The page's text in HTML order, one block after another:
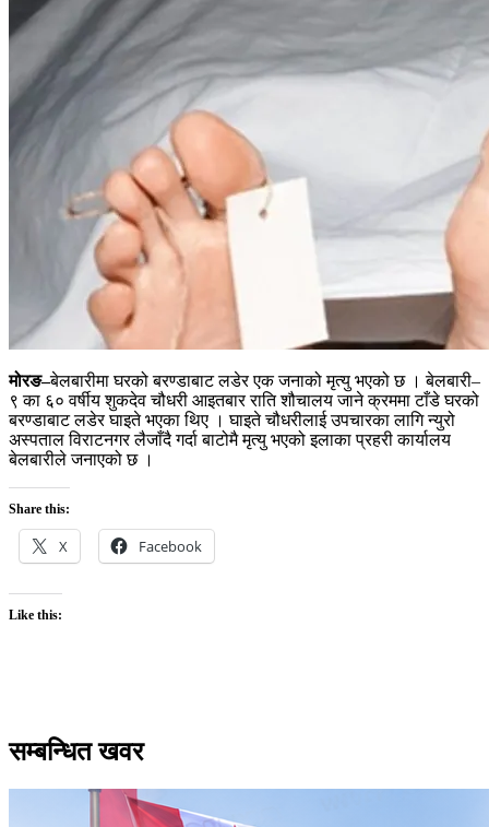
मोरङ–बेलबारीमा घरको बरण्डाबाट लडेर एक जनाको मृत्यु भएको छ । बेलबारी–
९ का ६० वर्षीय शुकदेव चौधरी आइतबार राति शौचालय जाने क्रममा टाँडे घरको
बरण्डाबाट लडेर घाइते भएका थिए । घाइते चौधरीलाई उपचारका लागि न्युरो
अस्पताल विराटनगर लैजाँदै गर्दा बाटोमै मृत्यु भएको इलाका प्रहरी कार्यालय
बेलबारीले जनाएको छ ।
Share this:
X Facebook
Like this:
सम्बन्धित खवर